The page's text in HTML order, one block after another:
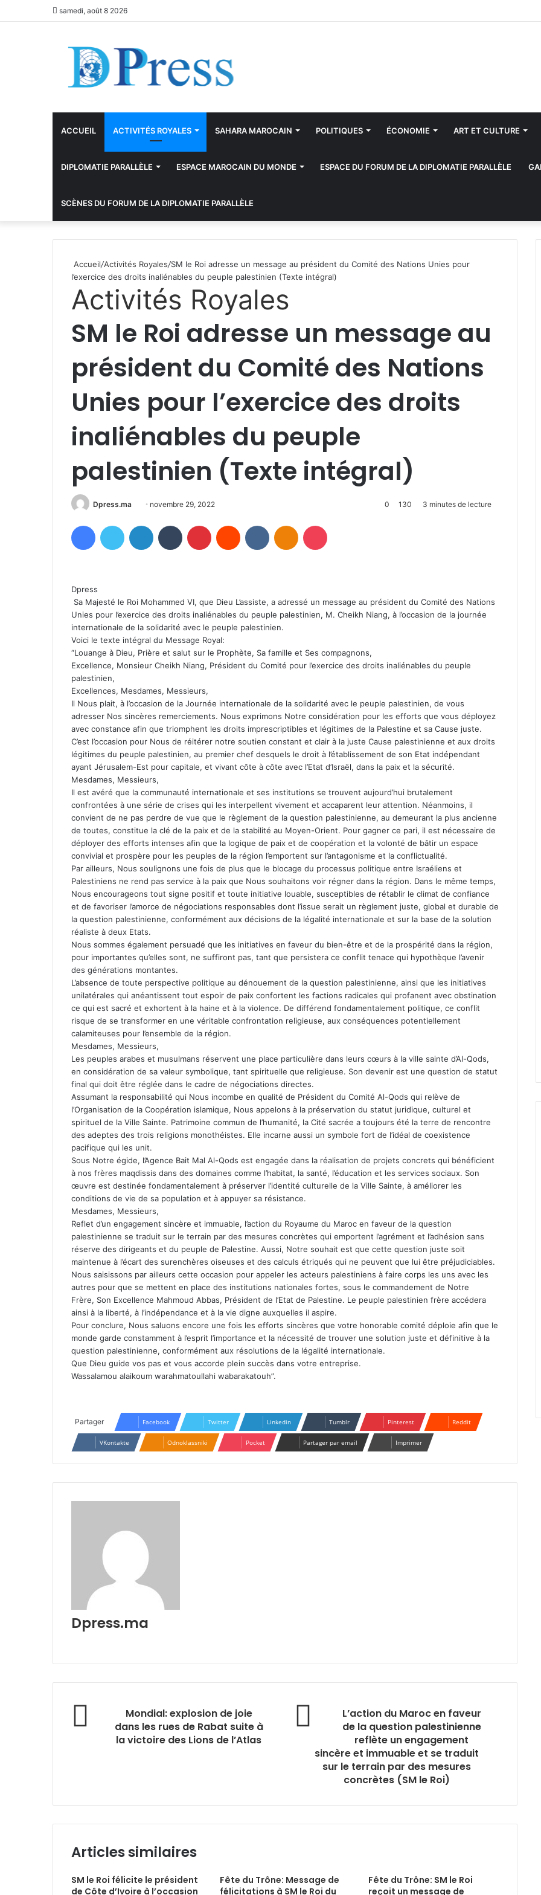
samedi, août 8 2026
ACCUEIL ACTIVITÉS ROYALES SAHARA MAROCAIN POLITIQUES ÉCONOMIE ART ET CULTURE
DIPLOMATIE PARALLÈLE ESPACE MAROCAIN DU MONDE ESPACE DU FORUM DE LA DIPLOMATIE PARALLÈLE
SCÈNES DU FORUM DE LA DIPLOMATIE PARALLÈLE
Accueil/Activités Royales/SM le Roi adresse un message au président du Comité des Nations Unies pour
l’exercice des droits inaliénables du peuple palestinien (Texte intégral)
Activités Royales
SM le Roi adresse un message au
président du Comité des Nations
Unies pour l’exercice des droits
inaliénables du peuple
palestinien (Texte intégral)
Dpress.ma
Envoyer
courriel
novembre 29, 2022 0 130 3 minutes de lecture
FacebookTwitter Linkedin Tumblr Pinterest Reddit VKontakteOdnoklassniki
Dpress
Sa Majesté le Roi Mohammed VI, que Dieu L’assiste, a adressé un message au président du Comité des Nations
Unies pour l’exercice des droits inaliénables du peuple palestinien, M. Cheikh Niang, à l’occasion de la journée
internationale de la solidarité avec le peuple palestinien.
Voici le texte intégral du Message Royal:
“Louange à Dieu, Prière et salut sur le Prophète, Sa famille et Ses compagnons,
Excellence, Monsieur Cheikh Niang, Président du Comité pour l’exercice des droits inaliénables du peuple
palestinien,
Excellences, Mesdames, Messieurs,
Il Nous plait, à l’occasion de la Journée internationale de la solidarité avec le peuple palestinien, de vous
adresser Nos sincères remerciements. Nous exprimons Notre considération pour les efforts que vous déployez
avec constance afin que triomphent les droits imprescriptibles et légitimes de la Palestine et sa Cause juste.
C’est l’occasion pour Nous de réitérer notre soutien constant et clair à la juste Cause palestinienne et aux droits
légitimes du peuple palestinien, au premier chef desquels le droit à l’établissement de son Etat indépendant
ayant Jérusalem-Est pour capitale, et vivant côte à côte avec l’Etat d’Israël, dans la paix et la sécurité.
Mesdames, Messieurs,
Il est avéré que la communauté internationale et ses institutions se trouvent aujourd’hui brutalement
confrontées à une série de crises qui les interpellent vivement et accaparent leur attention. Néanmoins, il
convient de ne pas perdre de vue que le règlement de la question palestinienne, au demeurant la plus ancienne
de toutes, constitue la clé de la paix et de la stabilité au Moyen-Orient. Pour gagner ce pari, il est nécessaire de
déployer des efforts intenses afin que la logique de paix et de coopération et la volonté de bâtir un espace
convivial et prospère pour les peuples de la région l’emportent sur l’antagonisme et la conflictualité.
Par ailleurs, Nous soulignons une fois de plus que le blocage du processus politique entre Israéliens et
Palestiniens ne rend pas service à la paix que Nous souhaitons voir régner dans la région. Dans le même temps,
Nous encourageons tout signe positif et toute initiative louable, susceptibles de rétablir le climat de confiance
et de favoriser l’amorce de négociations responsables dont l’issue serait un règlement juste, global et durable de
la question palestinienne, conformément aux décisions de la légalité internationale et sur la base de la solution
réaliste à deux Etats.
Nous sommes également persuadé que les initiatives en faveur du bien-être et de la prospérité dans la région,
pour importantes qu’elles sont, ne suffiront pas, tant que persistera ce conflit tenace qui hypothèque l’avenir
des générations montantes.
L’absence de toute perspective politique au dénouement de la question palestinienne, ainsi que les initiatives
unilatérales qui anéantissent tout espoir de paix confortent les factions radicales qui profanent avec obstination
ce qui est sacré et exhortent à la haine et à la violence. De différend fondamentalement politique, ce conflit
risque de se transformer en une véritable confrontation religieuse, aux conséquences potentiellement
calamiteuses pour l’ensemble de la région.
Mesdames, Messieurs,
Les peuples arabes et musulmans réservent une place particulière dans leurs cœurs à la ville sainte d’Al-Qods,
en considération de sa valeur symbolique, tant spirituelle que religieuse. Son devenir est une question de statut
final qui doit être réglée dans le cadre de négociations directes.
Assumant la responsabilité qui Nous incombe en qualité de Président du Comité Al-Qods qui relève de
l’Organisation de la Coopération islamique, Nous appelons à la préservation du statut juridique, culturel et
spirituel de la Ville Sainte. Patrimoine commun de l’humanité, la Cité sacrée a toujours été la terre de rencontre
des adeptes des trois religions monothéistes. Elle incarne aussi un symbole fort de l’idéal de coexistence
pacifique qui les unit.
Sous Notre égide, l’Agence Bait Mal Al-Qods est engagée dans la réalisation de projets concrets qui bénéficient
à nos frères maqdissis dans des domaines comme l’habitat, la santé, l’éducation et les services sociaux. Son
œuvre est destinée fondamentalement à préserver l’identité culturelle de la Ville Sainte, à améliorer les
conditions de vie de sa population et à appuyer sa résistance.
Mesdames, Messieurs,
Reflet d’un engagement sincère et immuable, l’action du Royaume du Maroc en faveur de la question
palestinienne se traduit sur le terrain par des mesures concrètes qui emportent l’agrément et l’adhésion sans
réserve des dirigeants et du peuple de Palestine. Aussi, Notre souhait est que cette question juste soit
maintenue à l’écart des surenchères oiseuses et des calculs étriqués qui ne peuvent que lui être préjudiciables.
Nous saisissons par ailleurs cette occasion pour appeler les acteurs palestiniens à faire corps les uns avec les
autres pour que se mettent en place des institutions nationales fortes, sous le commandement de Notre
Frère, Son Excellence Mahmoud Abbas, Président de l’Etat de Palestine. Le peuple palestinien frère accédera
ainsi à la liberté, à l’indépendance et à la vie digne auxquelles il aspire.
Pour conclure, Nous saluons encore une fois les efforts sincères que votre honorable comité déploie afin que le
monde garde constamment à l’esprit l’importance et la nécessité de trouver une solution juste et définitive à la
question palestinienne, conformément aux résolutions de la légalité internationale.
Que Dieu guide vos pas et vous accorde plein succès dans votre entreprise.
Wassalamou alaikoum warahmatoullahi wabarakatouh”.
Partager Facebook Twitter Linkedin Tumblr Pinterest Reddit
VKontakte Odnoklassniki Pocket Partager par email Imprimer
Dpress.ma
Mondial: explosion de joie
dans les rues de Rabat suite à
la victoire des Lions de l’Atlas
L’action du Maroc en faveur
de la question palestinienne
reflète un engagement
sincère et immuable et se traduit
sur le terrain par des mesures
concrètes (SM le Roi)
Articles similaires
SM le Roi félicite le président
de Côte d’Ivoire à l’occasion
Fête du Trône: Message de
félicitations à SM le Roi du
Fête du Trône: SM le Roi
reçoit un message de